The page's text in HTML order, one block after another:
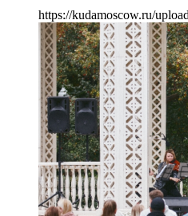
https://kudamoscow.ru/